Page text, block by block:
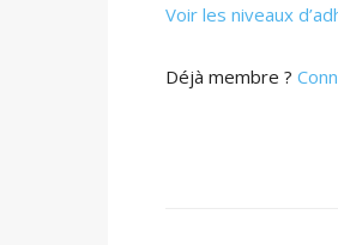
Voir les niveaux
Déjà membre ?